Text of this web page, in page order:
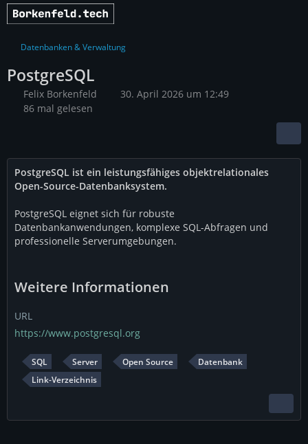
Datenbanken & Verwaltung
PostgreSQL
Felix Borkenfeld
30. April 2026 um 12:49
86 mal gelesen
PostgreSQL ist ein leistungsfähiges objektrelationales
Open-Source-Datenbanksystem.
PostgreSQL eignet sich für robuste
Datenbankanwendungen, komplexe SQL-Abfragen und
professionelle Serverumgebungen.
Weitere Informationen
URL
https://www.postgresql.org
SQL Server Open Source
Datenbank
Link-Verzeichnis